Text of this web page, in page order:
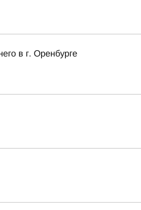
в г. Оренбурге